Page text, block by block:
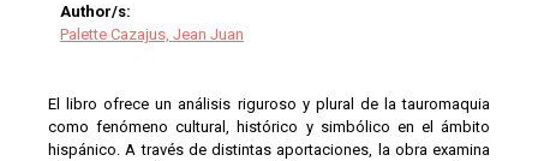
Author/s:
Palette Cazajus, Jean Juan
El libro ofrece un análisis riguroso y plural de la tauromaquia
como fenómeno cultural, histórico y simbólico en el ámbito
hispánico. A través de distintas aportaciones, la obra examina